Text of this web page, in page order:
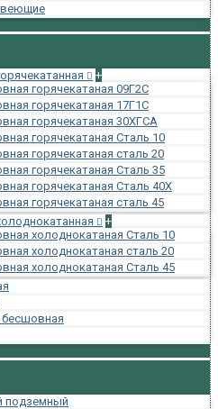
+
горячекатаная 09Г2С
горячекатаная 17Г1С
горячекатаная 30ХГСА
горячекатаная Сталь 10
горячекатаная сталь 20
горячекатаная Сталь 35
горячекатаная Сталь 40Х
горячекатаная сталь 45
+
холоднокатаная Сталь 10
холоднокатаная сталь 20
холоднокатаная Сталь 45
бесшовная
подземный